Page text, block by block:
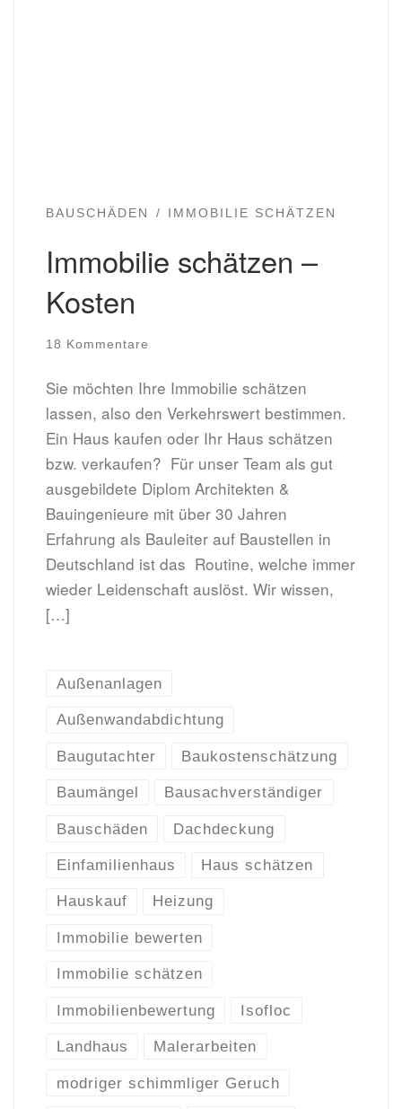
BAUSCHÄDEN IMMOBILIE SCHÄTZEN
Immobilie schätzen –
Kosten
18 Kommentare
Sie möchten Ihre Immobilie schätzen
lassen, also den Verkehrswert bestimmen.
Ein Haus kaufen oder Ihr Haus schätzen
bzw. verkaufen? Für unser Team als gut
ausgebildete Diplom Architekten &
Bauingenieure mit über 30 Jahren
Erfahrung als Bauleiter auf Baustellen in
Deutschland ist das Routine, welche immer
wieder Leidenschaft auslöst. Wir wissen,
[…]
Außenanlagen
Außenwandabdichtung
Baugutachter Baukostenschätzung
Baumängel Bausachverständiger
Bauschäden Dachdeckung
Einfamilienhaus Haus schätzen
Hauskauf Heizung
Immobilie bewerten
Immobilie schätzen
Immobilienbewertung Isofloc
Landhaus Malerarbeiten
modriger schimmliger Geruch